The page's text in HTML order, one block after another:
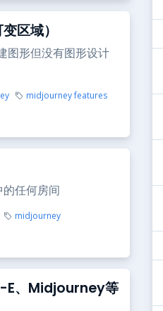
区域）
图形但没有图形设计
midjourney features
任何房间
midjourney
E、Midjourney等